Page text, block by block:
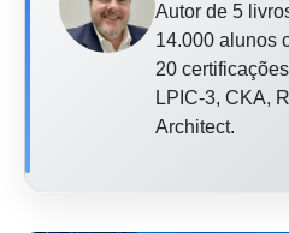
Autor de 5
14.000 alunos
20
LPIC-3, CKA,
Architect.